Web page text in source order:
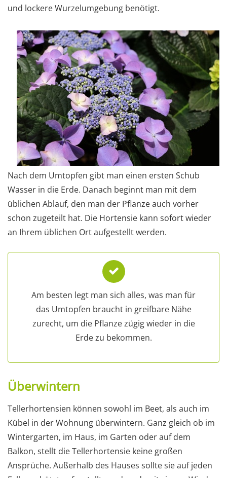
und lockere Wurzelumgebung benötigt.
Nach dem Umtopfen gibt man einen ersten Schub
Wasser in die Erde. Danach beginnt man mit dem
üblichen Ablauf, den man der Pflanze auch vorher
schon zugeteilt hat. Die Hortensie kann sofort wieder
an Ihrem üblichen Ort aufgestellt werden.
Am besten legt man sich alles, was man für
das Umtopfen braucht in greifbare Nähe
zurecht, um die Pflanze zügig wieder in die
Erde zu bekommen.
Überwintern
Tellerhortensien können sowohl im Beet, als auch im
Kübel in der Wohnung überwintern. Ganz gleich ob im
Wintergarten, im Haus, im Garten oder auf dem
Balkon, stellt die Tellerhortensie keine großen
Ansprüche. Außerhalb des Hauses sollte sie auf jeden